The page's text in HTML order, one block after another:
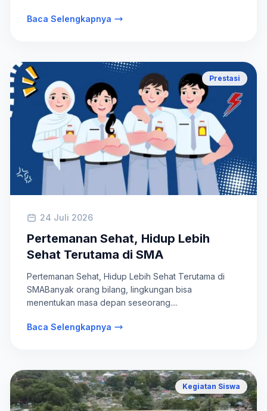
Baca Selengkapnya
Prestasi
24 Juli 2026
Pertemanan Sehat, Hidup Lebih
Sehat Terutama di SMA
Pertemanan Sehat, Hidup Lebih Sehat Terutama di
SMABanyak orang bilang, lingkungan bisa
menentukan masa depan seseorang....
Baca Selengkapnya
Kegiatan Siswa